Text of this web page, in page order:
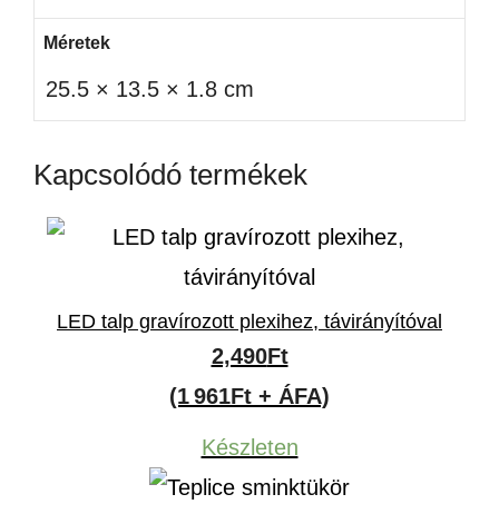
Méretek
25.5 × 13.5 × 1.8 cm
Kapcsolódó termékek
LED talp gravírozott plexihez, távirányítóval
2,490Ft
(1 961Ft + ÁFA)
Készleten